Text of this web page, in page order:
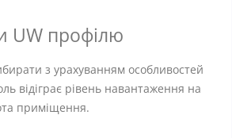
UW профілю
з урахуванням особливостей
відіграє рівень навантаження на
приміщення.